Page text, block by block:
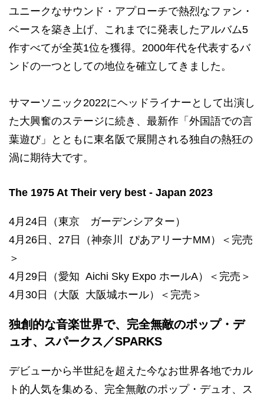
ユニークなサウンド・アプローチで熱烈なファン・
ベースを築き上げ、これまでに発表したアルバム5
作すべてが全英1位を獲得。2000年代を代表するバ
ンドの一つとしての地位を確立してきました。
サマーソニック2022にヘッドライナーとして出演し
た大興奮のステージに続き、最新作「外国語での言
葉遊び」とともに東名阪で展開される独自の熱狂の
渦に期待大です。
The 1975 At Their very best - Japan 2023
4月24日（東京 ガーデンシアター）
4月26日、27日（神奈川 ぴあアリーナMM）＜完売
＞
4月29日（愛知 Aichi Sky Expo ホールA）＜完売＞
4月30日（大阪 大阪城ホール）＜完売＞
独創的な音楽世界で、完全無敵のポップ・デ
ュオ、スパークス／SPARKS
デビューから半世紀を超えた今なお世界各地でカル
ト的人気を集める、完全無敵のポップ・デュオ、ス